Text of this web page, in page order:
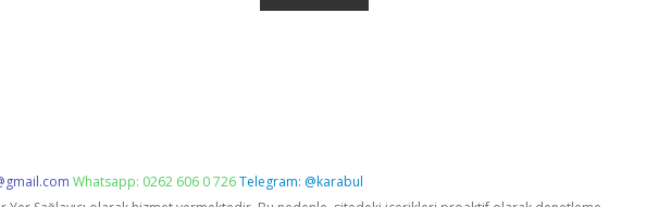
Whatsapp: 0262 606 0 726Telegram: @karabul